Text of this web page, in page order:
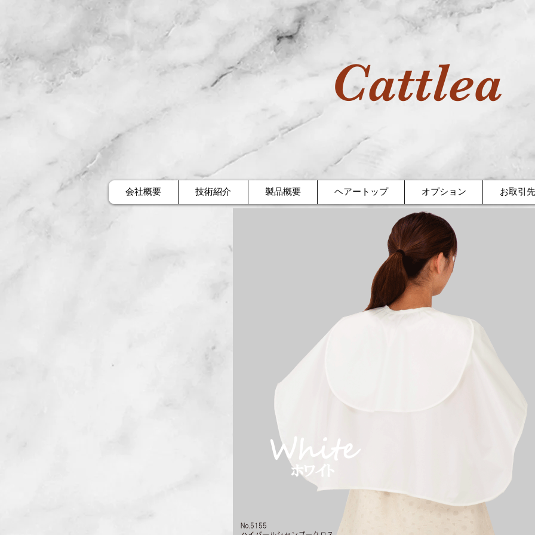
Cattlea
会社概要 技術紹介 製品概要 ヘアートップ オプション お取引